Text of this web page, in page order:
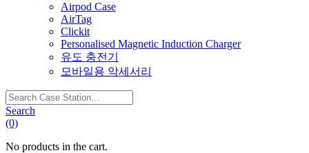
Airpod Case
AirTag
Clickit
Personalised Magnetic Induction Charger
유도 충전기
모바일용 악세서리
Search
Case
Station…
Search
(0)
No products in the cart.